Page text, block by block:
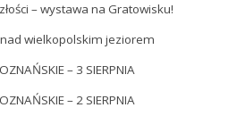
– wystawa na Gratowisku!
wielkopolskim jeziorem
– 3 SIERPNIA
– 2 SIERPNIA